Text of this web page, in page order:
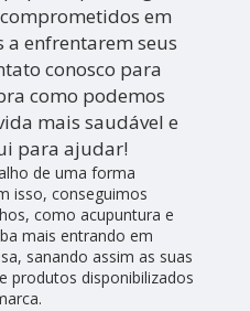
em
a enfrentarem seus
conosco para
como podemos
mais saudável e
para ajudar!
de uma forma
isso, conseguimos
como acupuntura e
mais entrando em
sanando assim as suas
produtos disponibilizados